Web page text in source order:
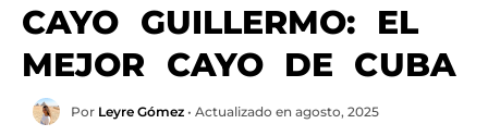
CAYO GUILLERMO: EL
MEJOR CAYO DE CUBA
Por Leyre Gómez • Actualizado en agosto, 2025